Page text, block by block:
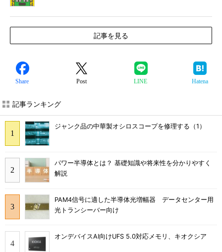
記事を見る
Share Post LINE Hatena
記事ランキング
ジャンク品の中華製オシロスコープを修理する（1）
パワー半導体とは？ 基礎知識や将来性を分かりやすく
解説
PAM4信号に適した半導体光増幅器 データセンター用
光トランシーバー向け
オンデバイスAI向けUFS 5.0対応メモリ、キオクシア